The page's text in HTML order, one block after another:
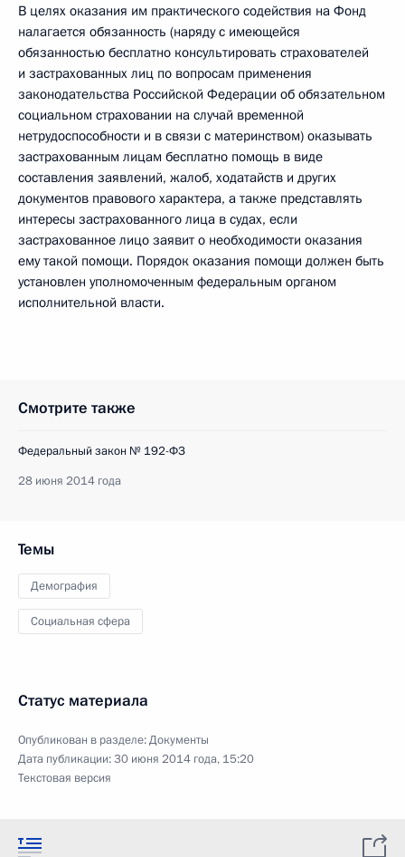
В целях оказания им практического содействия на Фонд
налагается обязанность (наряду с имеющейся
обязанностью бесплатно консультировать страхователей
и застрахованных лиц по вопросам применения
законодательства Российской Федерации об обязательном
социальном страховании на случай временной
нетрудоспособности и в связи с материнством) оказывать
застрахованным лицам бесплатно помощь в виде
составления заявлений, жалоб, ходатайств и других
документов правового характера, а также представлять
интересы застрахованного лица в судах, если
застрахованное лицо заявит о необходимости оказания
ему такой помощи. Порядок оказания помощи должен быть
установлен уполномоченным федеральным органом
исполнительной власти.
Смотрите также
Федеральный закон № 192-ФЗ
28 июня 2014 года
Темы
Демография
Социальная сфера
Статус материала
Опубликован в разделе:Документы
Дата публикации:30 июня 2014 года, 15:20
Текстовая версия